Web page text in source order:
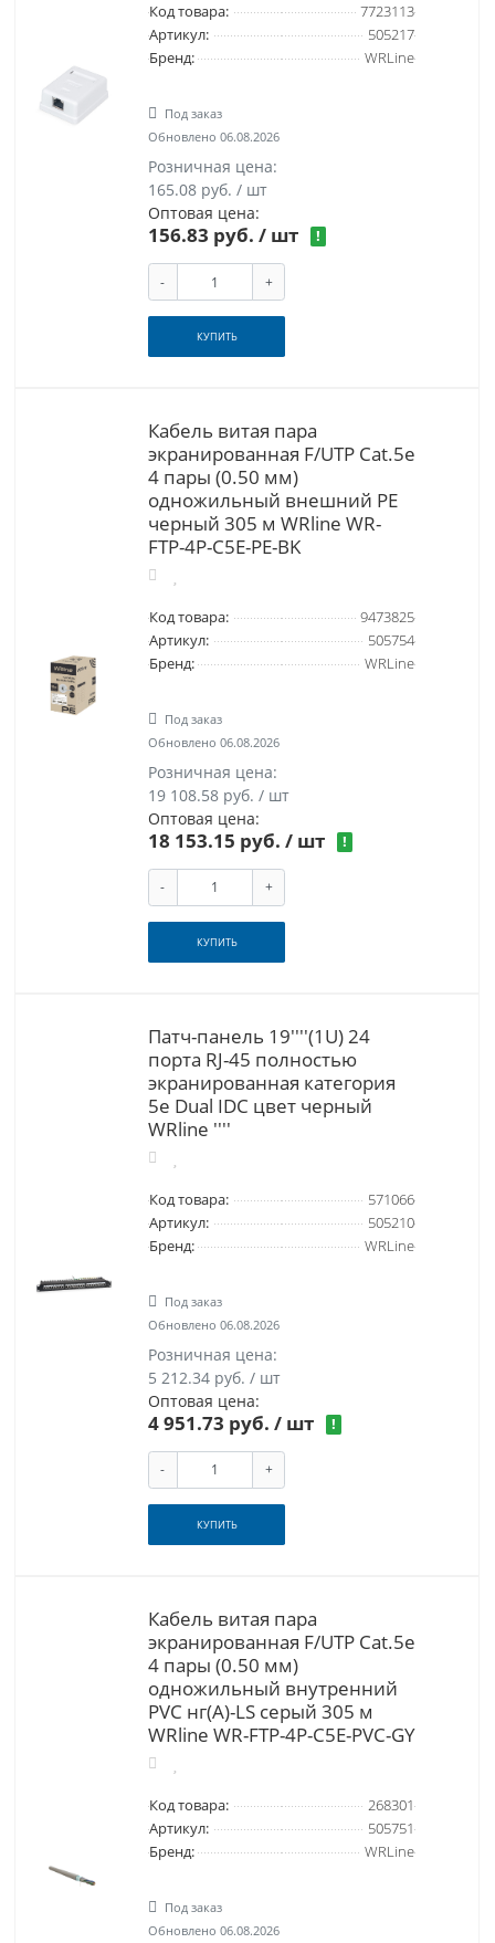
Код товара:
7723113
Артикул:
505217
Бренд:
WRLine
Под заказ
Обновлено 06.08.2026
Розничная цена:
165.08 руб. / шт
Оптовая цена:
156.83 руб. / шт !
- +
КУПИТЬ
Кабель витая пара
экранированная F/UTP Cat.5e
4 пары (0.50 мм)
одножильный внешний PE
черный 305 м WRline WR-
FTP-4P-C5E-PE-BK
Код товара:
9473825
Артикул:
505754
Бренд:
WRLine
Под заказ
Обновлено 06.08.2026
Розничная цена:
19 108.58 руб. / шт
Оптовая цена:
18 153.15 руб. / шт !
- +
КУПИТЬ
Патч-панель 19''''(1U) 24
порта RJ-45 полностью
экранированная категория
5e Dual IDC цвет черный
WRline ''''
Код товара:
571066
Артикул:
505210
Бренд:
WRLine
Под заказ
Обновлено 06.08.2026
Розничная цена:
5 212.34 руб. / шт
Оптовая цена:
4 951.73 руб. / шт !
- +
КУПИТЬ
Кабель витая пара
экранированная F/UTP Cat.5e
4 пары (0.50 мм)
одножильный внутренний
PVC нг(А)-LS серый 305 м
WRline WR-FTP-4P-C5E-PVC-GY
Код товара:
268301
Артикул:
505751
Бренд:
WRLine
Под заказ
Обновлено 06.08.2026